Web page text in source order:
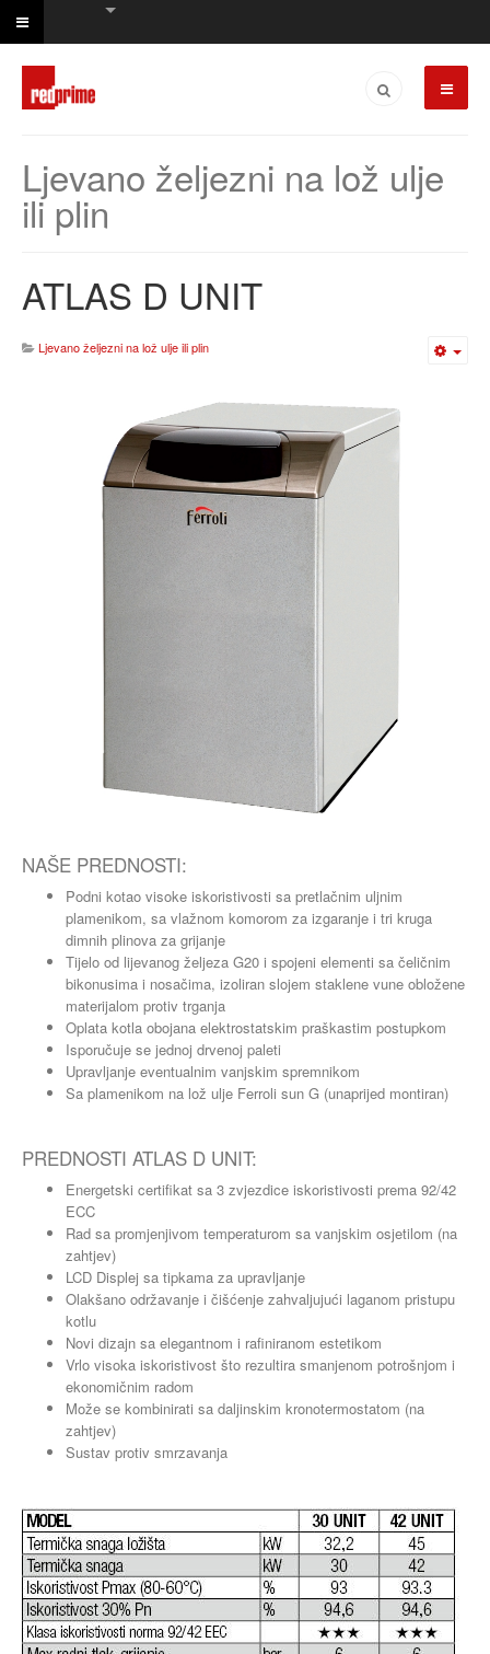
Ljevano željezni na lož ulje
ili plin
ATLAS D UNIT
Ljevano željezni na lož ulje ili plin
NAŠE PREDNOSTI:
Podni kotao visoke iskoristivosti sa pretlačnim uljnim
plamenikom, sa vlažnom komorom za izgaranje i tri kruga
dimnih plinova za grijanje
Tijelo od lijevanog željeza G20 i spojeni elementi sa čeličnim
bikonusima i nosačima, izoliran slojem staklene vune obložene
materijalom protiv trganja
Oplata kotla obojana elektrostatskim praškastim postupkom
Isporučuje se jednoj drvenoj paleti
Upravljanje eventualnim vanjskim spremnikom
Sa plamenikom na lož ulje Ferroli sun G (unaprijed montiran)
PREDNOSTI ATLAS D UNIT:
Energetski certifikat sa 3 zvjezdice iskoristivosti prema 92/42
ECC
Rad sa promjenjivom temperaturom sa vanjskim osjetilom (na
zahtjev)
LCD Displej sa tipkama za upravljanje
Olakšano održavanje i čišćenje zahvaljujući laganom pristupu
kotlu
Novi dizajn sa elegantnom i rafiniranom estetikom
Vrlo visoka iskoristivost što rezultira smanjenom potrošnjom i
ekonomičnim radom
Može se kombinirati sa daljinskim kronotermostatom (na
zahtjev)
Sustav protiv smrzavanja